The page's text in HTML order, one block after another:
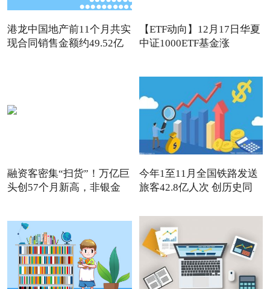
港龙中国地产前11个月共实
现合同销售金额约49.52亿
【ETF动向】12月17日华夏
中证1000ETF基金涨
融资客密集“扫货”！万亿巨
头创57个月新高，非银金
今年1至11月全国铁路发送
旅客42.8亿人次 创历史同